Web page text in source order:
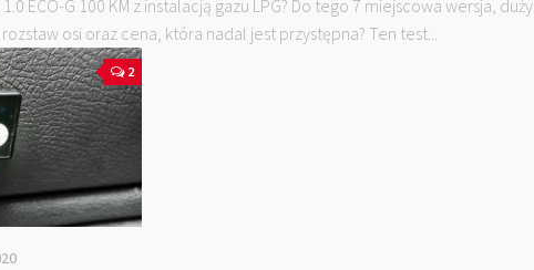
ECO-G 100 KM z instalacją gazu LPG? Do tego 7 miejscowa wersja, duży
osi oraz cena, która nadal jest przystępna? Ten test...
2